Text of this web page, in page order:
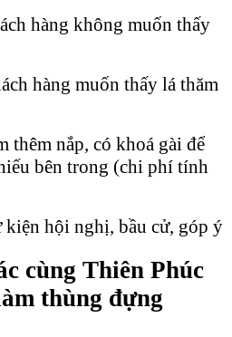
hàng không muốn thấy
hàng muốn thấy lá thăm
thêm nắp, có khoá gài để
bên trong (chi phí tính
kiện hội nghị, bầu cử, góp ý
cùng Thiên Phúc
thùng đựng